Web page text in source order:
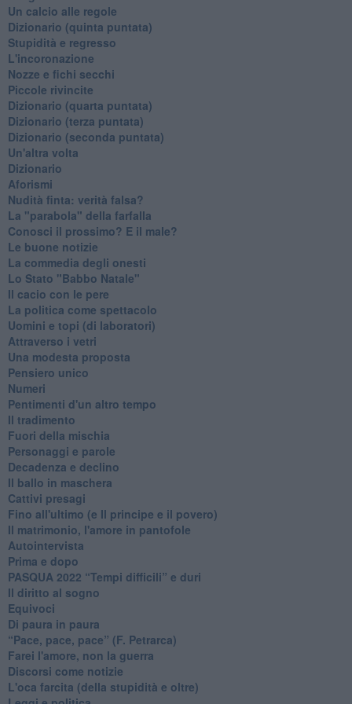
Un calcio alle regole
Dizionario (quinta puntata)
Stupidità e regresso
L'incoronazione
Nozze e fichi secchi
Piccole rivincite
​Dizionario (quarta puntata)
​Dizionario (terza puntata)
​Dizionario (seconda puntata)
Un'altra volta
Dizionario
Aforismi
Nudità finta: verità falsa?
La "parabola" della farfalla
Conosci il prossimo? E il male?
Le buone notizie
La commedia degli onesti
Lo Stato "Babbo Natale"
Il cacio con le pere
La politica come spettacolo
Uomini e topi (di laboratori)
Attraverso i vetri
Una modesta proposta
Pensiero unico
Numeri
Pentimenti d'un altro tempo
Il tradimento
Fuori della mischia
Personaggi e parole
Decadenza e declino
Il ballo in maschera
Cattivi presagi
Fino all'ultimo (e Il principe e il povero)
Il matrimonio, l'amore in pantofole
Autointervista
Prima e dopo
​PASQUA 2022 “Tempi difficili” e duri
Il diritto al sogno
Equivoci
Di paura in paura
​“Pace, pace, pace” (F. Petrarca)
Farei l'amore, non la guerra
Discorsi come notizie
L'oca farcita (della stupidità e oltre)